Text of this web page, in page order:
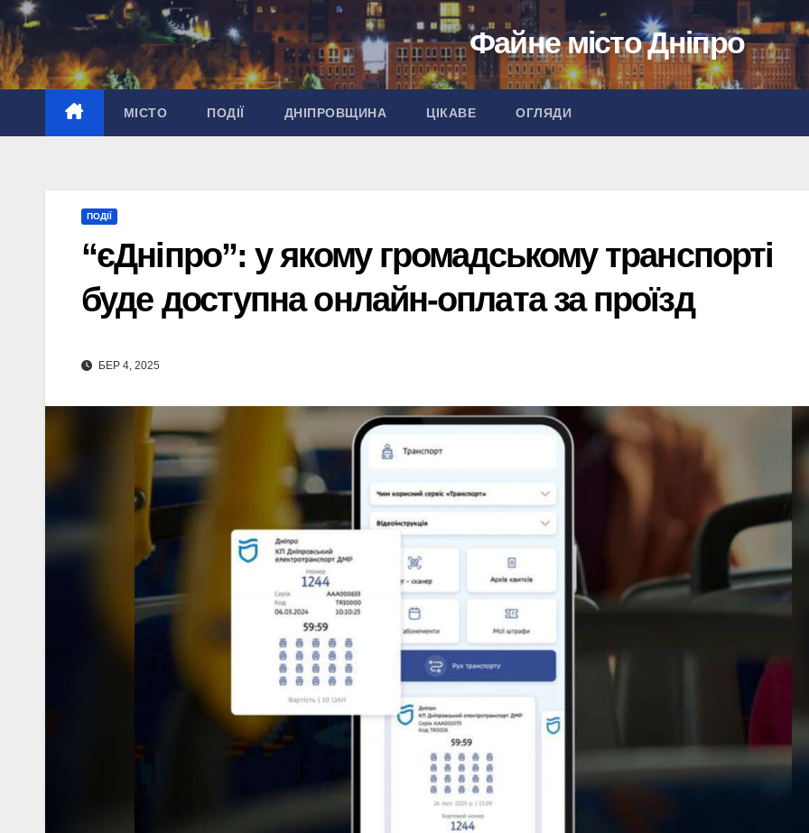
Перейти
до
вмісту
Файне місто Дніпро
МІСТО ПОДІЇ ДНІПРОВЩИНА ЦІКАВЕ ОГЛЯДИ
ПОДІЇ
“єДніпро”: у якому громадському транспорті
буде доступна онлайн-оплата за проїзд
БЕР 4, 2025